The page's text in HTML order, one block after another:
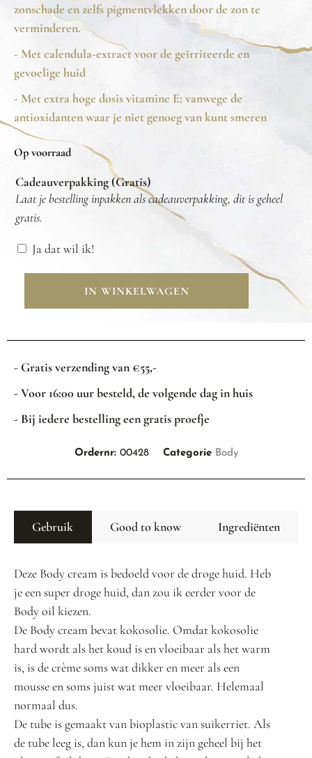
zonschade en zelfs pigmentvlekken door de zon te
verminderen.
- Met calendula-extract voor de geïrriteerde en
gevoelige huid
- Met extra hoge dosis vitamine E: vanwege de
antioxidanten waar je niet genoeg van kunt smeren
Op voorraad
Cadeauverpakking (Gratis)
Laat je bestelling inpakken als cadeauverpakking, dit is geheel
gratis.
Ja dat wil ik!
IN WINKELWAGEN
- Gratis verzending van €55,-
- Voor 16:00 uur besteld, de volgende dag in huis
- Bij iedere bestelling een gratis proefje
Ordernr: 00428 Categorie Body
Gebruik Good to know Ingrediënten
Deze Body cream is bedoeld voor de droge huid. Heb
je een super droge huid, dan zou ik eerder voor de
Body oil kiezen.
De Body cream bevat kokosolie. Omdat kokosolie
hard wordt als het koud is en vloeibaar als het warm
is, is de crème soms wat dikker en meer als een
mousse en soms juist wat meer vloeibaar. Helemaal
normaal dus.
De tube is gemaakt van bioplastic van suikerriet. Als
de tube leeg is, dan kun je hem in zijn geheel bij het